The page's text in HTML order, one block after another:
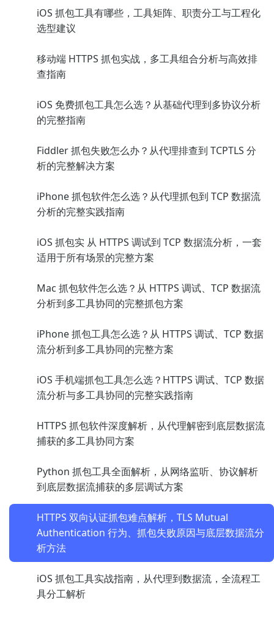
iOS 抓包工具有哪些，工具矩阵、职责分工与工程化
选型建议
移动端 HTTPS 抓包实战，多工具组合分析与高效排
查指南
iOS 免费抓包工具怎么选？从基础代理到多协议分析
的完整指南
Fiddler 抓包失败怎么办？从代理排查到 TCPTLS 分
析的完整解决方案
iPhone 抓包软件怎么选？从代理抓包到 TCP 数据流
分析的完整实践指南
iOS 抓包实 从 HTTPS 调试到 TCP 数据流分析，一套
适用于所有场景的完整方案
Mac 抓包软件怎么选？从 HTTPS 调试、TCP 数据流
分析到多工具协同的完整抓包方案
iPhone 抓包工具怎么选？从 HTTPS 调试、TCP 数据
流分析到多工具协同的完整方案
iOS 手机端抓包工具怎么选？HTTPS 调试、TCP 数据
流分析与多工具协同的完整实践指南
HTTPS 抓包软件深度解析，从代理解密到底层数据流
捕获的多工具协同方案
Python 抓包工具全面解析，从网络监听、协议解析
到底层数据流捕获的多层调试方案
HTTPS 双向认证抓包难点解析，TLS Mutual
Authentication 行为、抓包失败原因与底层数据流分
析方法
iOS 抓包工具实战指南，从代理到数据流，全流程工
具分工解析